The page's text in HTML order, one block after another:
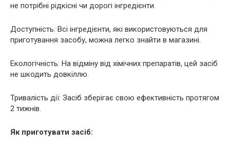
не потрібні рідкісні чи дорогі інгредієнти.
Доступність: Всі інгредієнти, які використовуються для
приготування засобу, можна легко знайти в магазині.
Екологічність: На відміну від хімічних препаратів, цей засіб
не шкодить довкіллю.
Тривалість дії: Засіб зберігає свою ефективність протягом
2 тижнів.
Як приготувати засіб: